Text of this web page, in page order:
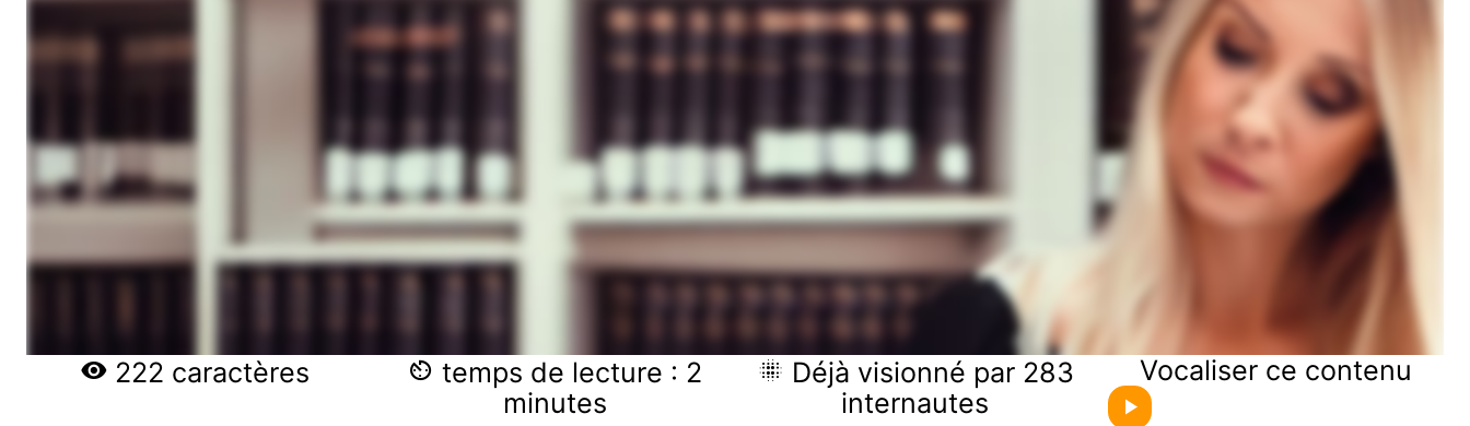
222 caractères
temps de lecture : 2
minutes
Déjà visionné par 283
internautes
Vocaliser ce contenu